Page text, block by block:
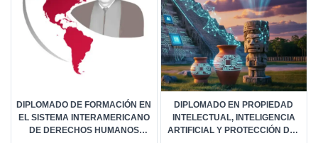
DIPLOMADO DE FORMACIÓN EN
EL SISTEMA INTERAMERICANO
DE DERECHOS HUMANOS
DIPLOMADO EN PROPIEDAD
INTELECTUAL, INTELIGENCIA
ARTIFICIAL Y PROTECCIÓN DEL